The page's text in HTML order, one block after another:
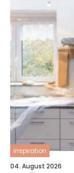
inspiration
04. August 2026